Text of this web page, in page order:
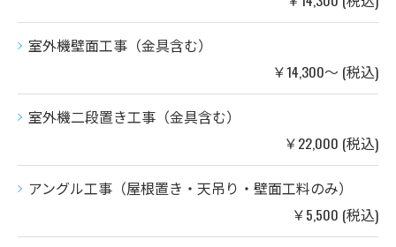
室外機壁面工事（金具含む）
￥14,300～ (税込)
室外機二段置き工事（金具含む）
￥22,000 (税込)
アングル工事（屋根置き・天吊り・壁面工料のみ）
￥5,500 (税込)